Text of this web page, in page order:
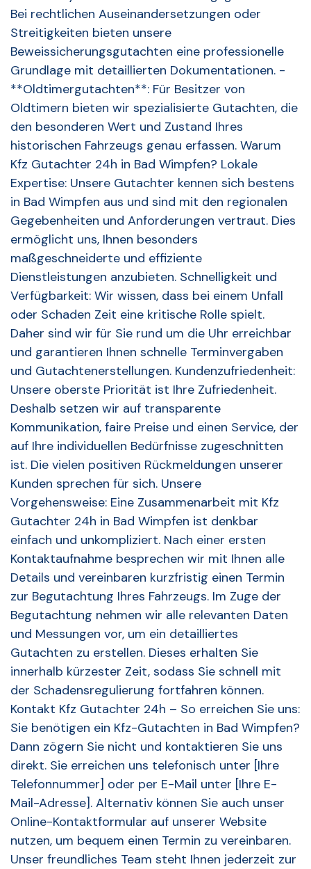
Bei rechtlichen Auseinandersetzungen oder
Streitigkeiten bieten unsere
Beweissicherungsgutachten eine professionelle
Grundlage mit detaillierten Dokumentationen. -
**Oldtimergutachten**: Für Besitzer von
Oldtimern bieten wir spezialisierte Gutachten, die
den besonderen Wert und Zustand Ihres
historischen Fahrzeugs genau erfassen. Warum
Kfz Gutachter 24h in Bad Wimpfen? Lokale
Expertise: Unsere Gutachter kennen sich bestens
in Bad Wimpfen aus und sind mit den regionalen
Gegebenheiten und Anforderungen vertraut. Dies
ermöglicht uns, Ihnen besonders
maßgeschneiderte und effiziente
Dienstleistungen anzubieten. Schnelligkeit und
Verfügbarkeit: Wir wissen, dass bei einem Unfall
oder Schaden Zeit eine kritische Rolle spielt.
Daher sind wir für Sie rund um die Uhr erreichbar
und garantieren Ihnen schnelle Terminvergaben
und Gutachtenerstellungen. Kundenzufriedenheit:
Unsere oberste Priorität ist Ihre Zufriedenheit.
Deshalb setzen wir auf transparente
Kommunikation, faire Preise und einen Service, der
auf Ihre individuellen Bedürfnisse zugeschnitten
ist. Die vielen positiven Rückmeldungen unserer
Kunden sprechen für sich. Unsere
Vorgehensweise: Eine Zusammenarbeit mit Kfz
Gutachter 24h in Bad Wimpfen ist denkbar
einfach und unkompliziert. Nach einer ersten
Kontaktaufnahme besprechen wir mit Ihnen alle
Details und vereinbaren kurzfristig einen Termin
zur Begutachtung Ihres Fahrzeugs. Im Zuge der
Begutachtung nehmen wir alle relevanten Daten
und Messungen vor, um ein detailliertes
Gutachten zu erstellen. Dieses erhalten Sie
innerhalb kürzester Zeit, sodass Sie schnell mit
der Schadensregulierung fortfahren können.
Kontakt Kfz Gutachter 24h – So erreichen Sie uns:
Sie benötigen ein Kfz-Gutachten in Bad Wimpfen?
Dann zögern Sie nicht und kontaktieren Sie uns
direkt. Sie erreichen uns telefonisch unter [Ihre
Telefonnummer] oder per E-Mail unter [Ihre E-
Mail-Adresse]. Alternativ können Sie auch unser
Online-Kontaktformular auf unserer Website
nutzen, um bequem einen Termin zu vereinbaren.
Unser freundliches Team steht Ihnen jederzeit zur